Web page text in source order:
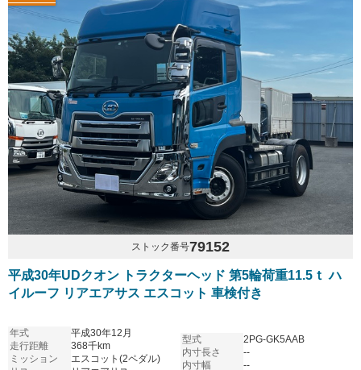
ストック番号79152
平成30年UDクオン トラクターヘッド 第5輪荷重11.5ｔ ハ
イルーフ リアエアサス エスコット 車検付き
年式
平成30年12月
走行距離
368千km
ミッション
エスコット(2ペダル)
型式
2PG-GK5AAB
内寸長さ
--
内寸幅
--